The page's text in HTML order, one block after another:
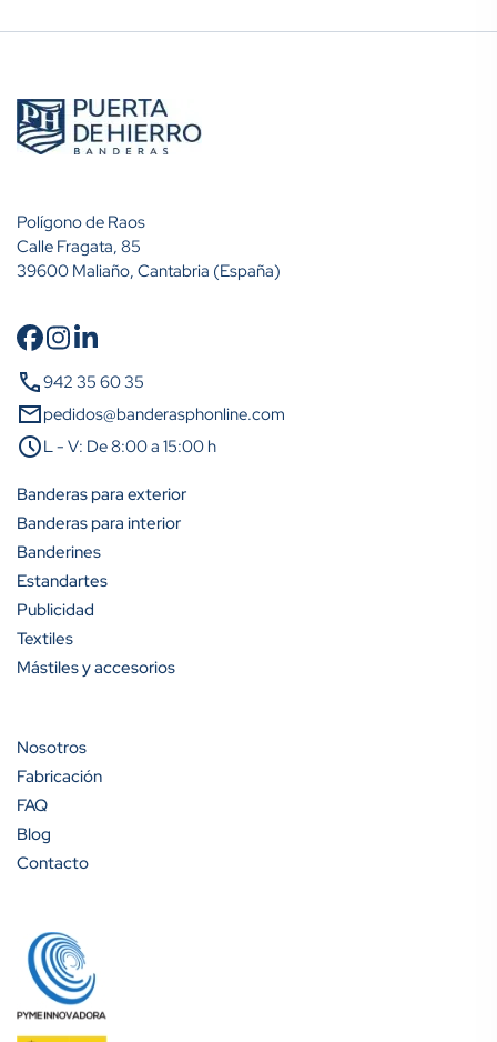
Polígono de Raos
Calle Fragata, 85
39600 Maliaño, Cantabria (España)
call942 35 60 35
mailpedidos@banderasphonline.com
scheduleL - V: De 8:00 a 15:00 h
Banderas para exterior
Banderas para interior
Banderines
Estandartes
Publicidad
Textiles
Mástiles y accesorios
Nosotros
Fabricación
FAQ
Blog
Contacto